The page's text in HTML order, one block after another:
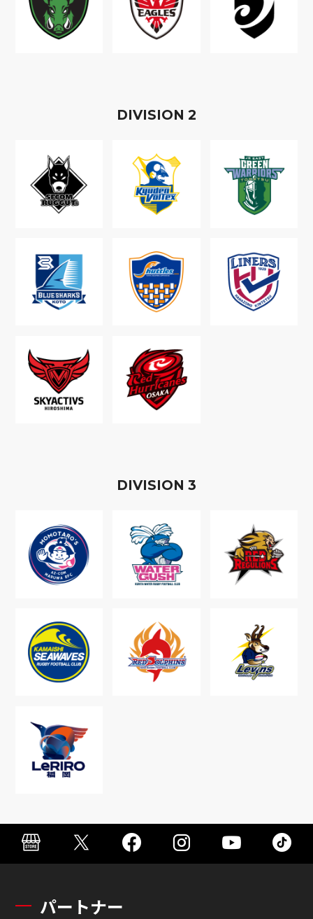
DIVISION 2
DIVISION 3
パートナー